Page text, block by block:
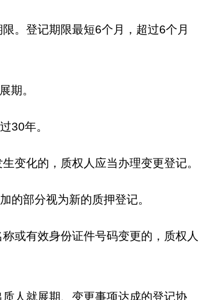
。登记期限最短6个月，超过6个月
期。
30年。
变化的，质权人应当办理变更登记。
的部分视为新的质押登记。
或有效身份证件号码变更的，质权人
人就展期、变更事项达成的登记协